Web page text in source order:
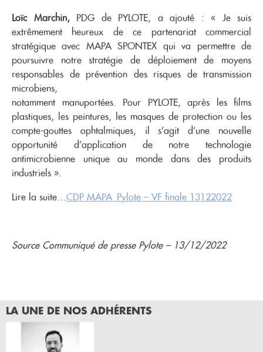
Loïc Marchin,PDG de PYLOTE, a ajouté : « Je suis
extrêmement heureux de ce partenariat commercial
stratégique avec MAPA SPONTEX qui va permettre de
poursuivre notre stratégie de déploiement de moyens
responsables de prévention des risques de transmission
microbiens,
notamment manuportées. Pour PYLOTE, après les films
plastiques, les peintures, les masques de protection ou les
compte-gouttes ophtalmiques, il s’agit d’une nouvelle
opportunité d’application de notre technologie
antimicrobienne unique au monde dans des produits
industriels ».
Lire la suite… CDP MAPA_Pylote – VF finale 13122022
Source Communiqué de presse Pylote – 13/12/2022
LA UNE DE NOS ADHÉRENTS